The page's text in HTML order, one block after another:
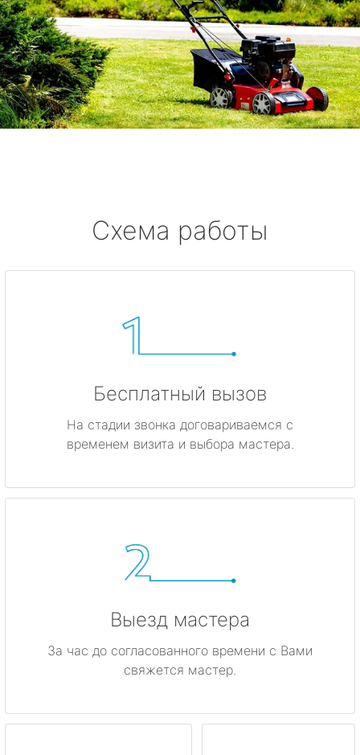
Схема работы
Бесплатный вызов
На стадии звонка договариваемся с
временем визита и выбора мастера.
Выезд мастера
За час до согласованного времени с Вами
свяжется мастер.